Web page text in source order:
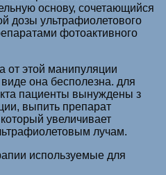
основу, сочетающийся
дозы ультрафиолетового
фотоактивного
от этой манипуляции
она бесполезна. для
пациенты вынуждены з
выпить препарат
увеличивает
лучам.
используемые для